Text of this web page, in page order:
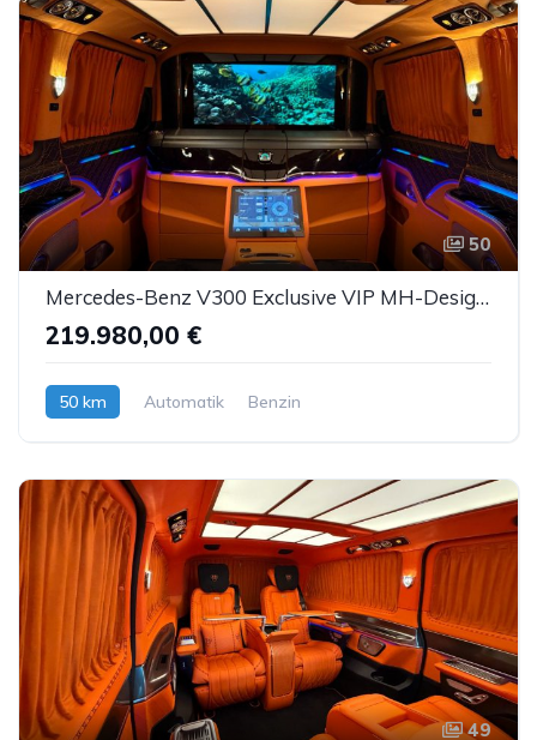
50
Mercedes-Benz V300 Exclusive VIP MH-Design Luxussitze Sbel TV
219.980,00 €
50 km Automatik Benzin
49